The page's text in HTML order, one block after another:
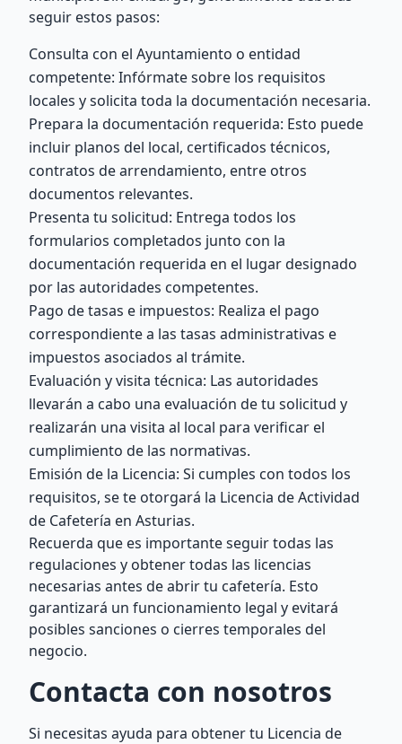
seguir estos pasos:
Consulta con el Ayuntamiento o entidad
competente: Infórmate sobre los requisitos
locales y solicita toda la documentación necesaria.
Prepara la documentación requerida: Esto puede
incluir planos del local, certificados técnicos,
contratos de arrendamiento, entre otros
documentos relevantes.
Presenta tu solicitud: Entrega todos los
formularios completados junto con la
documentación requerida en el lugar designado
por las autoridades competentes.
Pago de tasas e impuestos: Realiza el pago
correspondiente a las tasas administrativas e
impuestos asociados al trámite.
Evaluación y visita técnica: Las autoridades
llevarán a cabo una evaluación de tu solicitud y
realizarán una visita al local para verificar el
cumplimiento de las normativas.
Emisión de la Licencia: Si cumples con todos los
requisitos, se te otorgará la Licencia de Actividad
de Cafetería en Asturias.
Recuerda que es importante seguir todas las
regulaciones y obtener todas las licencias
necesarias antes de abrir tu cafetería. Esto
garantizará un funcionamiento legal y evitará
posibles sanciones o cierres temporales del
negocio.
Contacta con nosotros
Si necesitas ayuda para obtener tu Licencia de